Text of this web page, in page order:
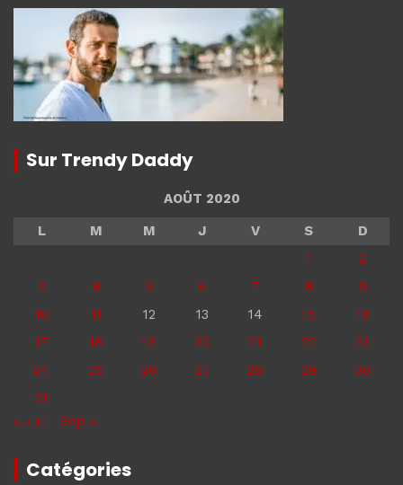
Sur Trendy Daddy
AOÛT 2020
L
M M J V S
D
1
2
3
4 5 6 7 8
9
10
11 12 13 14 15
16
17
18 19 20 21 22
23
24
25 26 27 28 29
30
31
« Juil
Sep »
Catégories